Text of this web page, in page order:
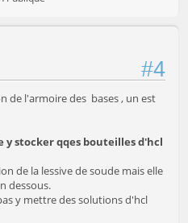
#4
de l'armoire des bases , un est
y stocker qqes bouteilles d'hcl
de la lessive de soude mais elle
dessous.
y mettre des solutions d'hcl